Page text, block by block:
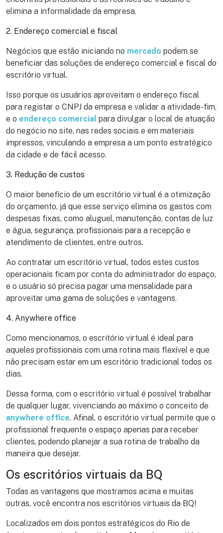
elimina a informalidade da empresa.
2. Endereço comercial e fiscal
Negócios que estão iniciando no mercado podem se
beneficiar das soluções de endereço comercial e fiscal do
escritório virtual.
Isso porque os usuários aproveitam o endereço fiscal
para registar o CNPJ da empresa e validar a atividade-fim,
e o endereço comercial para divulgar o local de atuação
do negócio no site, nas redes sociais e em materiais
impressos, vinculando a empresa a um ponto estratégico
da cidade e de fácil acesso.
3. Redução de custos
O maior benefício de um escritório virtual é a otimização
do orçamento, já que esse serviço elimina os gastos com
despesas fixas, como aluguel, manutenção, contas de luz
e água, segurança, profissionais para a recepção e
atendimento de clientes, entre outros.
Ao contratar um escritório virtual, todos estes custos
operacionais ficam por conta do administrador do espaço,
e o usuário só precisa pagar uma mensalidade para
aproveitar uma gama de soluções e vantagens.
4. Anywhere office
Como mencionamos, o escritório virtual é ideal para
aqueles profissionais com uma rotina mais flexível e que
não precisam estar em um escritório tradicional todos os
dias.
Dessa forma, com o escritório virtual é possível trabalhar
de qualquer lugar, vivenciando ao máximo o conceito de
anywhere office. Afinal, o escritório virtual permite que o
profissional frequente o espaço apenas para receber
clientes, podendo planejar a sua rotina de trabalho da
maneira que desejar.
Os escritórios virtuais da BQ
Todas as vantagens que mostramos acima e muitas
outras, você encontra nos escritórios virtuais da BQ!
Localizados em dois pontos estratégicos do Rio de